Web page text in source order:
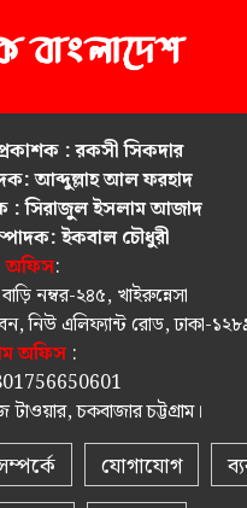
: রকসী সিকদার
আব্দুল্লাহ আল ফরহাদ
: সিরাজুল ইসলাম আজাদ
ইকবাল চৌধুরী
অফিস:
নম্বর-২৪৫, খাইরুন্নেসা
নিউ এলিফ্যান্ট রোড, ঢাকা-
অফিস:
চকবাজার চট্টগ্রাম।
যোগাযোগ